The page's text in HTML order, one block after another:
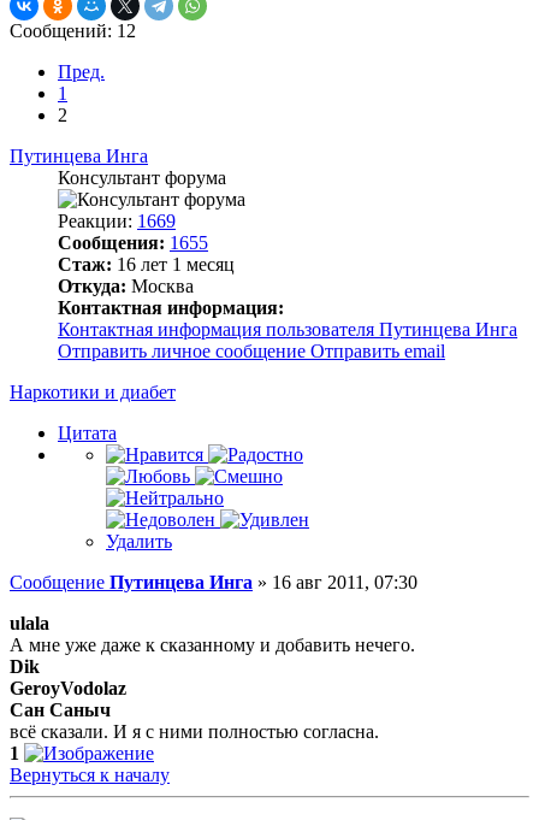
Сообщений: 12
Пред.
1
2
Путинцева Инга
Консультант форума
Реакции: 1669
Сообщения: 1655
Стаж: 16 лет 1 месяц
Откуда: Москва
Контактная информация:
Контактная информация пользователя Путинцева Инга
Отправить личное сообщение Отправить email
Наркотики и диабет
Цитата
Удалить
Сообщение Путинцева Инга » 16 авг 2011, 07:30
ulala
А мне уже даже к сказанному и добавить нечего.
Dik
GeroyVodolaz
Сан Саныч
всё сказали. И я с ними полностью согласна.
1
Вернуться к началу